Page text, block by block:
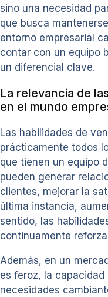
sino una necesidad
que busca
entorno empresarial
contar con un equipo
un diferencial clave.
La relevancia de
en el mundo
Las habilidades de
prácticamente todos
que tienen un equipo
pueden generar
clientes, mejorar la
última instancia,
sentido, las
continuamente
Además, en un
es feroz, la capacidad
necesidades